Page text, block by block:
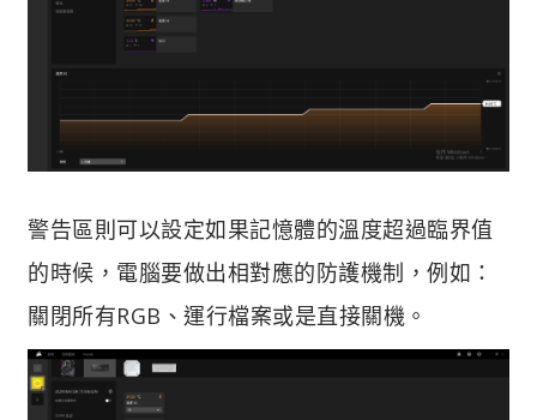
警告區則可以設定如果記憶體的溫度超過臨界值
的時候，電腦要做出相對應的防護機制，例如：
關閉所有RGB、運行檔案或是直接關機。